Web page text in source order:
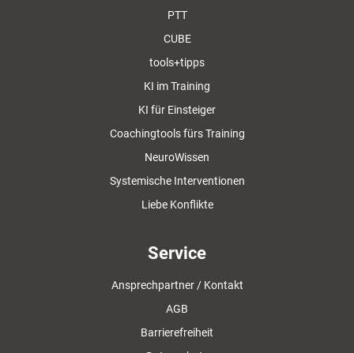
PTT
CUBE
tools+tipps
KI im Training
KI für Einsteiger
Coachingtools fürs Training
NeuroWissen
Systemische Interventionen
Liebe Konflikte
Service
Ansprechpartner / Kontakt
AGB
Barrierefreiheit